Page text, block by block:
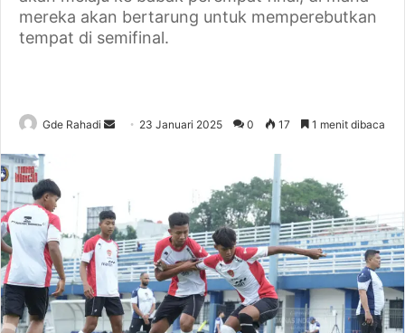
mereka akan bertarung untuk memperebutkan
tempat di semifinal.
Gde Rahadi
a
n
e
m
a
i
23 Januari 2025 0 17 1 menit dibaca